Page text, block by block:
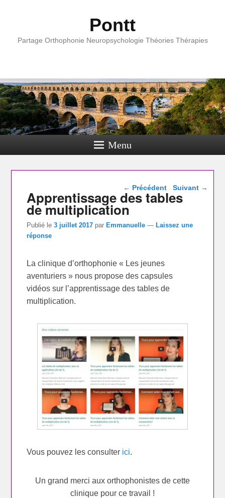
Pontt
Partage Orthophonie Neuropsychologie Théories Thérapies
Menu
Navigation dans les
articles
← Précédent Suivant →
Apprentissage des tables
de multiplication
Publié le3 juillet 2017 par Emmanuelle — Laissez une
réponse
La clinique d’orthophonie « Les jeunes
aventuriers » nous propose des capsules
vidéos sur l’apprentissage des tables de
multiplication.
Vous pouvez les consulter ici.
Un grand merci aux orthophonistes de cette
clinique pour ce travail !